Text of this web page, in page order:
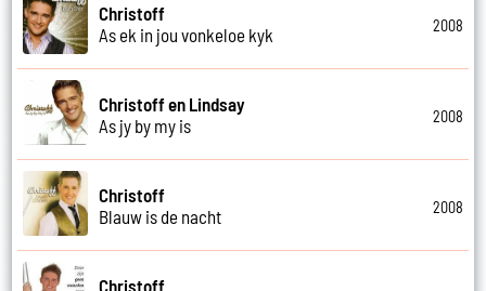
Christoff
As ek in jou vonkeloe kyk
2008
Christoff en Lindsay
As jy by my is
2008
Christoff
Blauw is de nacht
2008
Christoff